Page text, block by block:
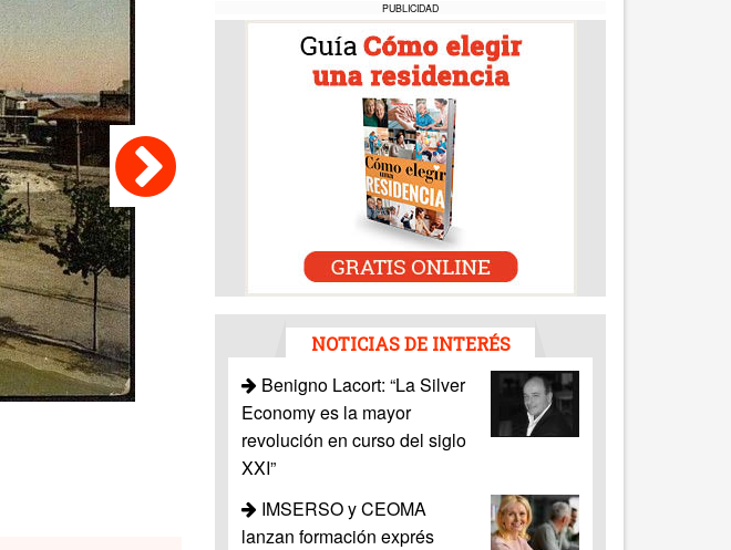
PUBLICIDAD
NOTICIAS DE INTERÉS
Benigno Lacort: “La Silver
Economy es la mayor
revolución en curso del siglo
XXI”
IMSERSO y CEOMA
lanzan formación exprés